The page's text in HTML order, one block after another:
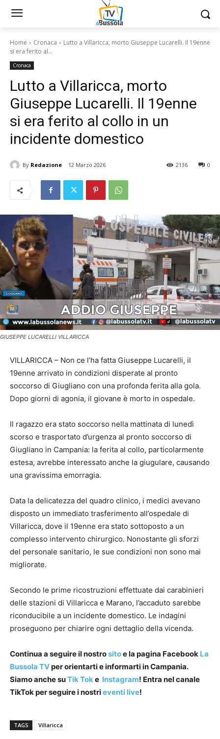
Home Cronaca
Lutto a Villaricca, morto Giuseppe Lucarelli. Il 19enne
si era ferito al...
Cronaca
Lutto a Villaricca, morto
Giuseppe Lucarelli. Il 19enne
si era ferito al collo in un
incidente domestico
By Redazione 12 Marzo 2026 0
2136
GIUSEPPE LUCARELLI VILLARICCA
VILLARICCA – Non ce l’ha fatta Giuseppe Lucarelli, il
19enne arrivato in condizioni disperate al pronto
soccorso di Giugliano con una profonda ferita alla gola.
Dopo giorni di agonia, il giovane è morto in ospedale.
Il ragazzo era stato soccorso nella mattinata di lunedì
scorso e trasportato d’urgenza al pronto soccorso di
Giugliano in Campania: la ferita al collo, particolarmente
estesa, avrebbe interessato anche la giugulare, causando
una gravissima emorragia.
Data la delicatezza del quadro clinico, i medici avevano
disposto un immediato trasferimento all’ospedale di
Villaricca, dove il 19enne era stato sottoposto a un
complesso intervento chirurgico. Nonostante gli sforzi
del personale sanitario, le sue condizioni non sono mai
migliorate.
Secondo le prime ricostruzioni effettuate dai carabinieri
delle stazioni di Villaricca e Marano, l’accaduto sarebbe
riconducibile a un incidente domestico. Le indagini
proseguono per chiarire ogni dettaglio della vicenda.
Continua a seguire il nostrositoe la pagina Facebook La
Bussola TVper orientarti e informarti in Campania.
Siamo anche suTik Toke Instagram! Entra nel canale
TikTok per seguire i nostrieventi live!
TAGS Villaricca